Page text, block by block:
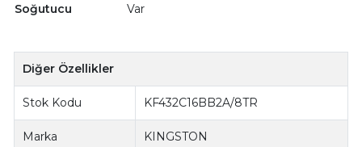
Soğutucu
Var
Diğer Özellikler
Stok Kodu KF432C16BB2A/8TR
Marka KINGSTON